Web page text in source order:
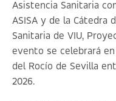
Asistencia Sanitaria
ASISA y de la Cátedra
Sanitaria de VIU,
evento se celebrará
del Rocío de Sevilla
2026.